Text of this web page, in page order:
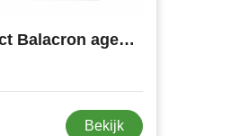
Eurodirect Balacron agenda 4-talig
Bekijk